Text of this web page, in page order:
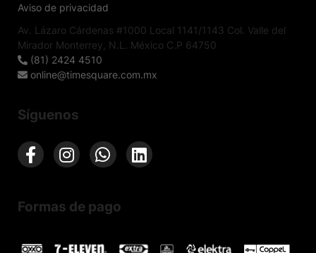
Aviso de privacidad
Av. Lázaro Cárdenas #1000 Local 1141/1143 Col. Valle del
Mirador Monterrey, N.L. México C.P 64750
(81) 2424 4510
online@timesquare.com.mx
Síguenos
Formas de pago